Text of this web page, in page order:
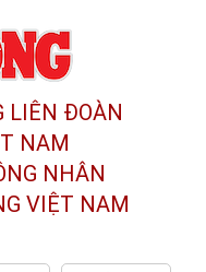
LIÊN ĐOÀN
NAM
NHÂN
VIỆT NAM